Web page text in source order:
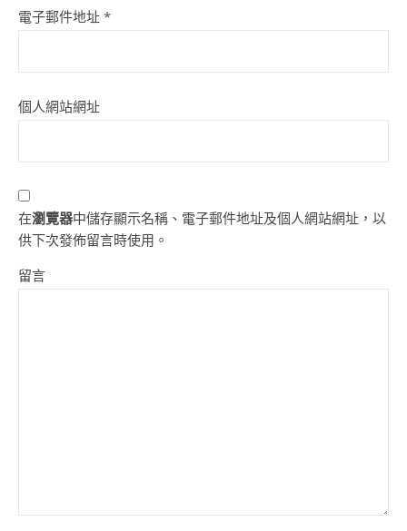
電子郵件地址 *
個人網站網址
在瀏覽器中儲存顯示名稱、電子郵件地址及個人網站網址，以
供下次發佈留言時使用。
留言